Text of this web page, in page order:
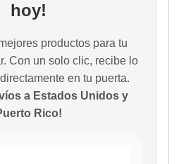
hoy!
productos para tu
Con un solo clic, recibe lo
en tu puerta.
a Estados Unidos y
Rico!